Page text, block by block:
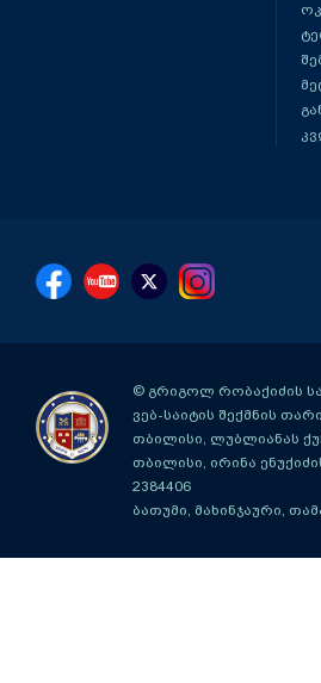
© გრიგოლ რობაქიძის
ვებ-საიტის შექმნის
თბილისი, ლუბლიანას
თბილისი, ირინა
2384406
ბათუმი, მახინჯაური,